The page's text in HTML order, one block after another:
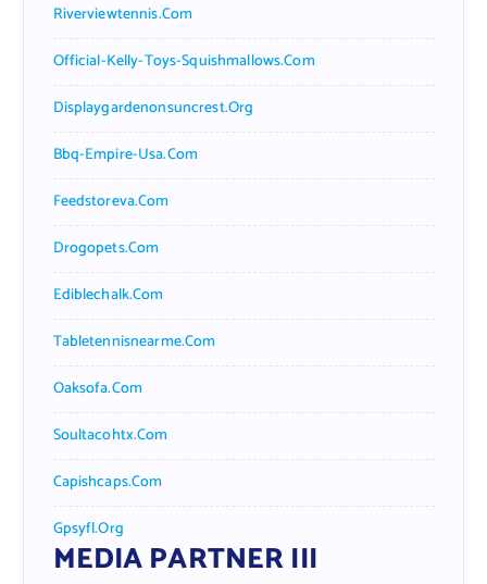
Riverviewtennis.com
Official-Kelly-Toys-Squishmallows.com
Displaygardenonsuncrest.org
Bbq-Empire-Usa.com
Feedstoreva.com
Drogopets.com
Ediblechalk.com
Tabletennisnearme.com
Oaksofa.com
Soultacohtx.com
Capishcaps.com
Gpsyfl.org
MEDIA PARTNER III